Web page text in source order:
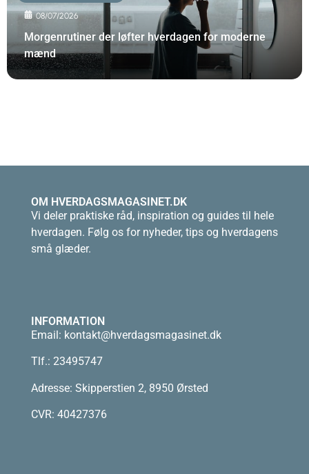
08/07/2026
Morgenrutiner der løfter hverdagen for moderne
mænd
OM HVERDAGSMAGASINET.DK
Vi deler praktiske råd, inspiration og guides til hele
hverdagen. Følg os for nyheder, tips og hverdagens
små glæder.
INFORMATION
Email: kontakt@hverdagsmagasinet.dk
Tlf.: 23495747
Adresse: Skipperstien 2, 8950 Ørsted
CVR: 40427376